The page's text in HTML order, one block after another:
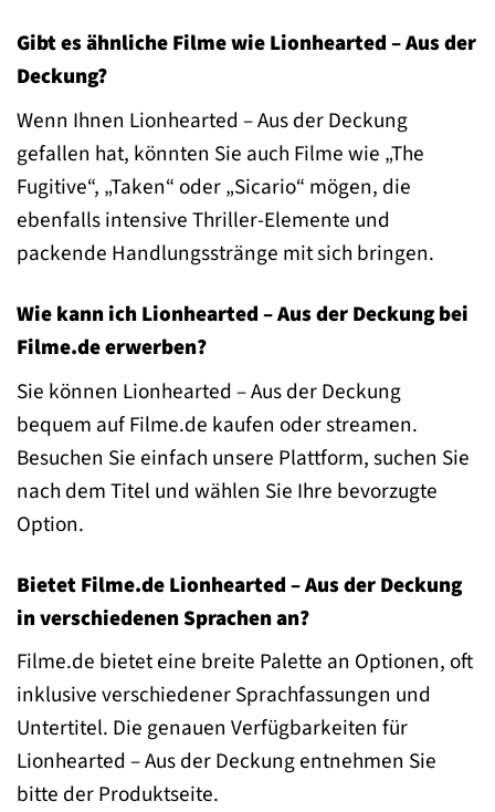
Gibt es ähnliche Filme wie Lionhearted – Aus der
Deckung?
Wenn Ihnen Lionhearted – Aus der Deckung
gefallen hat, könnten Sie auch Filme wie „The
Fugitive“, „Taken“ oder „Sicario“ mögen, die
ebenfalls intensive Thriller-Elemente und
packende Handlungsstränge mit sich bringen.
Wie kann ich Lionhearted – Aus der Deckung bei
Filme.de erwerben?
Sie können Lionhearted – Aus der Deckung
bequem auf Filme.de kaufen oder streamen.
Besuchen Sie einfach unsere Plattform, suchen Sie
nach dem Titel und wählen Sie Ihre bevorzugte
Option.
Bietet Filme.de Lionhearted – Aus der Deckung
in verschiedenen Sprachen an?
Filme.de bietet eine breite Palette an Optionen, oft
inklusive verschiedener Sprachfassungen und
Untertitel. Die genauen Verfügbarkeiten für
Lionhearted – Aus der Deckung entnehmen Sie
bitte der Produktseite.